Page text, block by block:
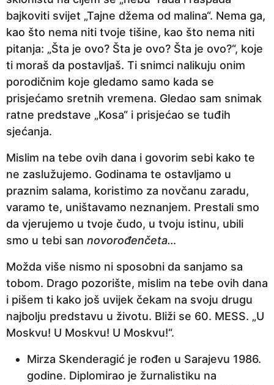
bajkoviti svijet „Tajne džema od malina“. Nema ga,
kao što nema niti tvoje tišine, kao što nema niti
pitanja: „Šta je ovo? Šta je ovo? Šta je ovo?“, koje
ti moraš da postavljaš. Ti snimci nalikuju onim
porodičnim koje gledamo samo kada se
prisjećamo sretnih vremena. Gledao sam snimak
ratne predstave „Kosa“ i prisjećao se tuđih
sjećanja.
Mislim na tebe ovih dana i govorim sebi kako te
ne zaslužujemo. Godinama te ostavljamo u
praznim salama, koristimo za novčanu zaradu,
varamo te, uništavamo neznanjem. Prestali smo
da vjerujemo u tvoje čudo, u tvoju istinu, ubili
smo u tebi san novorođenčeta…
Možda više nismo ni sposobni da sanjamo sa
tobom. Drago pozorište, mislim na tebe ovih dana
i pišem ti kako još uvijek čekam na svoju drugu
najbolju predstavu u životu. Bliži se 60. MESS. „U
Moskvu! U Moskvu! U Moskvu!“.
Mirza Skenderagić je rođen u Sarajevu 1986.
godine. Diplomirao je žurnalistiku na